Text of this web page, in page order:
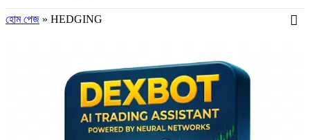
হোম পেজ » HEDGING